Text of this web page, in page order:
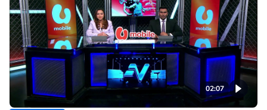
02:07